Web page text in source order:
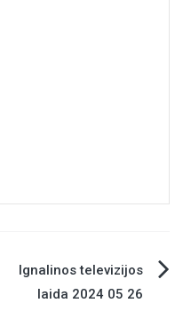
Ignalinos televizijos
laida 2024 05 26